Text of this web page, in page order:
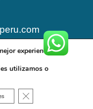
peru.com - Tlf:
Alquimodul|Libro de
experiencia en
utilizamos o
Cerrar el banner de